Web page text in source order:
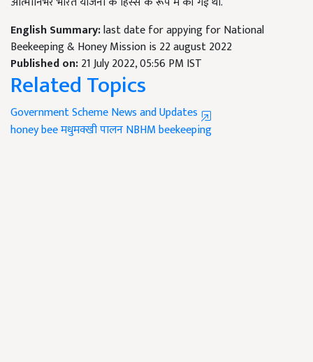
English Summary:last date for appying for National
Beekeeping & Honey Mission is 22 august 2022
Published on:21 July 2022, 05:56 PM IST
Related Topics
Government Scheme News and Updates
honey beeमधुमक्खी पालनNBHMbeekeeping